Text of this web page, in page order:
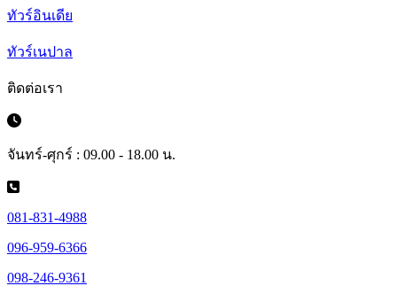
ทัวร์อินเดีย
ทัวร์เนปาล
ติดต่อเรา
จันทร์-ศุกร์ : 09.00 - 18.00 น.
081-831-4988
096-959-6366
098-246-9361